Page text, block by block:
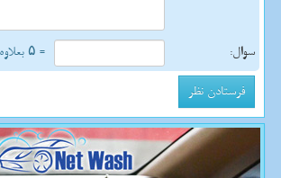
سوال: = ۵ بعلاوه ۱